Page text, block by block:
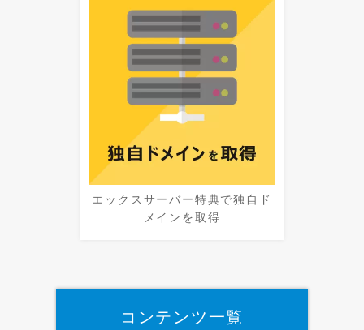
エックスサーバー特典で独自ド
メインを取得
コンテンツ一覧